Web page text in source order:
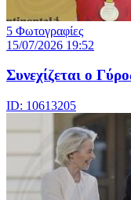
5 Φωτογραφίες
15/07/2026 19:52
Συνεχίζεται ο
ID: 10613205